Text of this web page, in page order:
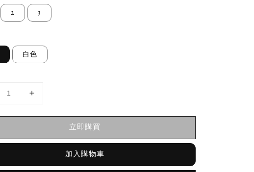
2 3
白色
立即購買
加入購物車